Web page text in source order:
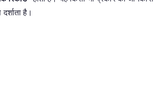
है।